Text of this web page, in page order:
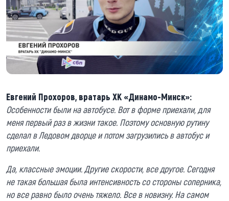
Евгений Прохоров, вратарь ХК «Динамо-Минск»:
Особенности были на автобусе. Вот в форме приехали, для
меня первый раз в жизни такое. Поэтому основную рутину
сделал в Ледовом дворце и потом загрузились в автобус и
приехали.
Да, классные эмоции. Другие скорости, все другое. Сегодня
не такая большая была интенсивность со стороны соперника,
но все равно было очень тяжело. Все в новизну. На самом